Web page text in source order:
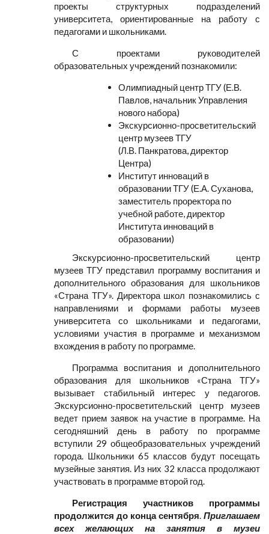
проекты структурных подразделений
университета, ориентированные на работу с
педагогами и школьниками.
С проектами руководителей
образовательных учреждений познакомили:
Олимпиадный центр ТГУ (Е.В.
Павлов, начальник Управления
нового набора)
Экскурсионно-просветительский
центр музеев ТГУ
(Л.В. Панкратова, директор
Центра)
Институт инноваций в
образовании ТГУ (Е.А. Суханова,
заместитель проректора по
учебной работе, директор
Института инноваций в
образовании)
Экскурсионно-просветительский центр
музеев ТГУ представил программу воспитания и
дополнительного образования для школьников
«Страна ТГУ». Директора школ познакомились с
направлениями и формами работы музеев
университета со школьниками и педагогами,
условиями участия в программе и механизмом
вхождения в работу по программе.
Программа воспитания и дополнительного
образования для школьников «Страна ТГУ»
вызывает стабильный интерес у педагогов.
Экскурсионно-просветительский центр музеев
ведет прием заявок на участие в программе. На
сегодняшний день в работу по программе
вступили 29 общеобразовательных учреждений
города. Школьники 65 классов будут посещать
музейные занятия. Из них 32 класса продолжают
участвовать в программе второй год.
Регистрация участников программы
продолжится до конца сентября. Приглашаем
всех желающих на занятия в музеи